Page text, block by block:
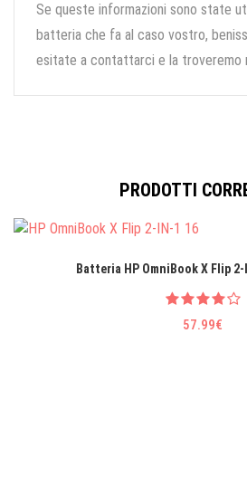
Se queste informazioni sono state
batteria che fa al caso vostro,
esitate a contattarci e la troveremo
PRODOTTI
Batteria HP OmniBook X Flip 2-
57.99€